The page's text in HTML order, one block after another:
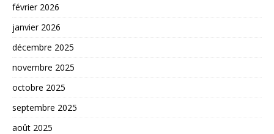
février 2026
janvier 2026
décembre 2025
novembre 2025
octobre 2025
septembre 2025
août 2025